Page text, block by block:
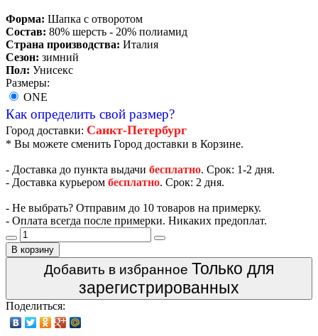
Форма: Шапка с отворотом
Состав: 80% шерсть - 20% полиамид
Страна производства: Италия
Сезон: зимний
Пол: Унисекс
Размеры:
ONE
Как определить свой размер?
Город доставки: Санкт-Петербург
* Вы можете сменить Город доставки в Корзине.
- Доставка до пункта выдачи бесплатно. Срок: 1-2 дня.
- Доставка курьером бесплатно. Срок: 2 дня.
- Не выбрать? Отправим до 10 товаров на примерку.
- Оплата всегда после примерки. Никаких предоплат.
В корзину
Добавить в избранное Только для
зарегистрированных
Поделиться: